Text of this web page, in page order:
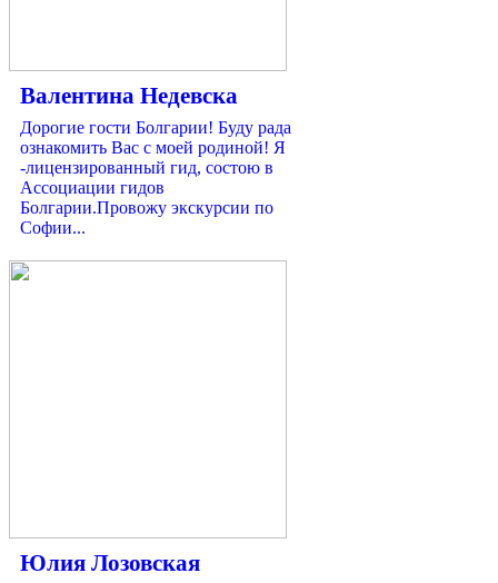
Валентина Недевска
Дорогие гости Болгарии! Буду рада
ознакомить Вас с моей родиной! Я
-лицензированный гид, состою в
Ассоциации гидов
Болгарии.Провожу экскурсии по
Софии...
Юлия Лозовская